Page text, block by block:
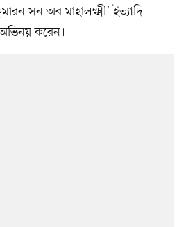
সন অব মাহালক্ষ্মী’ ইত্যাদি
করেন।